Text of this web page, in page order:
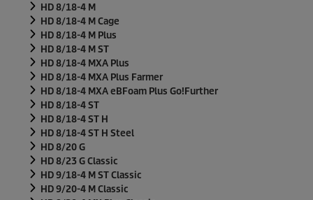
HD 8/18-4 M
HD 8/18-4 M Cage
HD 8/18-4 M Plus
HD 8/18-4 M ST
HD 8/18-4 MXA Plus
HD 8/18-4 MXA Plus Farmer
HD 8/18-4 MXA eBFoam Plus Go!Further
HD 8/18-4 ST
HD 8/18-4 ST H
HD 8/18-4 ST H Steel
HD 8/20 G
HD 8/23 G Classic
HD 9/18-4 M ST Classic
HD 9/20-4 M Classic